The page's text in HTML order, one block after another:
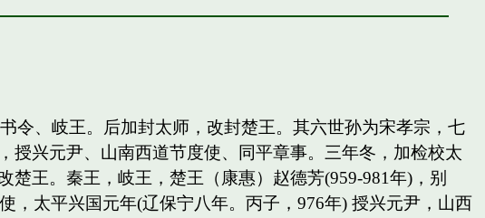
令、岐王。后加封太师，改封楚王。其六世孙为宋孝宗，七
兴元尹、山南西道节度使、同平章事。三年冬，加检校太
王。秦王，岐王，楚王（康惠）赵德芳(959-981年)，别
，太平兴国元年(辽保宁八年。丙子，976年) 授兴元尹，山西